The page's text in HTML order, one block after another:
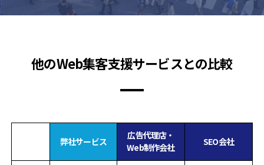
他のWeb集客支援サービスとの比較
弊社サービス
広告代理店・
Web制作会社
SEO会社